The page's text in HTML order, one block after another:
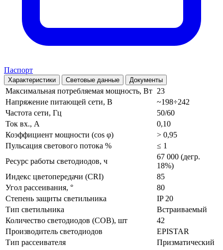
Паспорт
Характеристики Световые данные Документы
Максимальная потребляемая мощность, Вт 23
Напряжение питающей сети, В
~198÷242
Частота сети, Гц
50/60
Ток вх., А
0,10
Коэффициент мощности (cos φ)
> 0,95
Пульсация светового потока %
≤ 1
Ресурс работы светодиодов, ч
67 000 (дегр.
18%)
Индекс цветопередачи (CRI)
85
Угол рассеивания, °
80
Степень защиты светильника
IP 20
Тип светильника
Встраиваемый
Количество светодиодов (COB), шт
42
Производитель светодиодов
EPISTAR
Тип рассеивателя
Призматический